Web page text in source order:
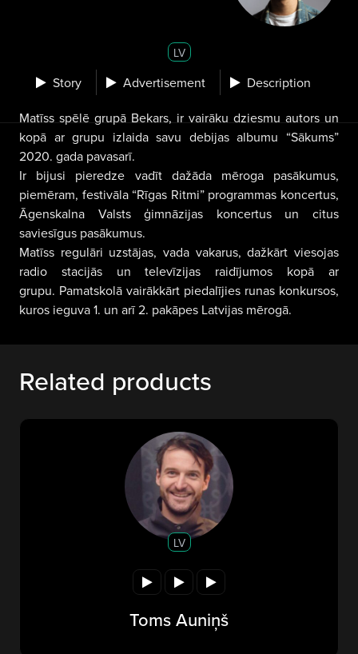
LV
Story Advertisement Description
Matīss spēlē grupā Bekars, ir vairāku dziesmu autors un
kopā ar grupu izlaida savu debijas albumu “Sākums”
2020. gada pavasarī.
Ir bijusi pieredze vadīt dažāda mēroga pasākumus,
piemēram, festivāla “Rīgas Ritmi” programmas koncertus,
Āgenskalna Valsts ģimnāzijas koncertus un citus
saviesīgus pasākumus.
Matīss regulāri uzstājas, vada vakarus, dažkārt viesojas
radio stacijās un televīzijas raidījumos kopā ar
grupu. Pamatskolā vairākkārt piedalījies runas konkursos,
kuros ieguva 1. un arī 2. pakāpes Latvijas mērogā.
Related products
LV
Toms Auniņš